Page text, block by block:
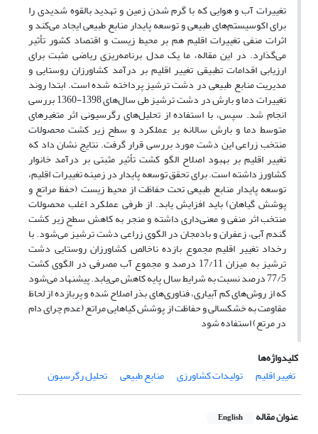
تغییرات آب و هوایی که با گرم شدن زمین و تهدید بالقوه شدیدی را
برای اکوسیستم‌های طبیعی و توسعه پایدار منابع طبیعی ایجاد می‌کند و
اثرات منفی تغییرات اقلیم هم بر محیط زیست و اقتصاد کشور تأثیر
می‌گذارد. در این مقاله، ما یک مدل برنامه‌ریزی ریاضی مثبت برای
ارزیابی اقدامات تطبیقی تغییر اقلیم بر درآمد کشاورزان روستایی و
مدیریت منابع طبیعی در دشت ترشیز پرداخته شده است. ابتدا روند
تغییرات دما و بارش در دشت ترشیز طی سال‌های 1398-1360 بررسی
انجام شد. سپس، با استفاده از تحلیل‌های رگرسیونی اثر متغیرهای
متوسط دما و بارش سالانه بر عملکرد و سطح زیر کشت محصولات
منتخب زراعی این دشت مورد بررسی قرار گرفت. نتایج نشان داد که
تغییر اقلیم بر بهبود اصلاح الگو کشت تأثیر مثبتی بر درآمد خانوار
کشاورز داشته است. برای تحقق توسعه پایدار در زمینه تغییرات اقلیم،
توسعه پایدار منابع طبیعی تحت حفاظت از محیط زیست (حفظ مراتع و
پوشش گیاهان) باید افزایش یابد. از طرفی عملکرد اغلب محصولات
منتخب اثر منفی و معنی‌داری داشته و منجر به کاهش سطح زیر کشت
گندم آبی، زعفران و بادمجان در الگوی زراعی دشت ترشیز می‌شود. با
رخداد تغییر اقلیم مجموع بازده ناخالص کشاورزان روستایی دشت
ترشیز به میزان 17/11 درصد و مجموع آب مصرفی در الگوی کشت
77/5 درصد نسبت به شرایط سال پایه کاهش می‌یابد. پیشنهاد می‌شود
که از روش‌های کم آبیاری، فناوری‌های بذر اصلاح شده و پربازده از لحاظ
مقاومت به خشکسالی و حفاظت از پوشش کیاهایی مراتع (عدم چرای دام
در مرتع) استفاده شود
کلیدواژه‌ها
تغییر اقلیم
تولیدات کشاورزی منابع طبیعی تحلیل رگرسیون
عنوان مقاله English